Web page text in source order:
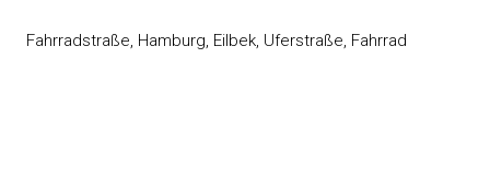
Fahrradstraße, Hamburg, Eilbek, Uferstraße, Fahrrad